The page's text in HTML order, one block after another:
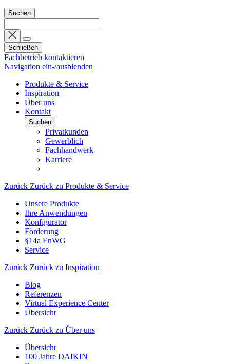
Suchen
Schließen
Fachbetrieb kontaktieren
Navigation ein-/ausblenden
Produkte & Service
Inspiration
Über uns
Kontakt
Suchen
Privatkunden
Gewerblich
Fachhandwerk
Karriere
Zurück Zurück zu Produkte & Service
Unsere Produkte
Ihre Anwendungen
Konfigurator
Förderung
§14a EnWG
Service
Zurück Zurück zu Inspiration
Blog
Referenzen
Virtual Experience Center
Übersicht
Zurück Zurück zu Über uns
Übersicht
100 Jahre DAIKIN